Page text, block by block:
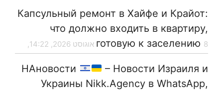
Капсульный ремонт в Хайфе и Крайот:
что должно входить в квартиру,
готовую к заселению 8 אוגוסט 2026, 14:22,
НАновости
– Новости Израиля и
Украины Nikk.Agency в WhatsApp,